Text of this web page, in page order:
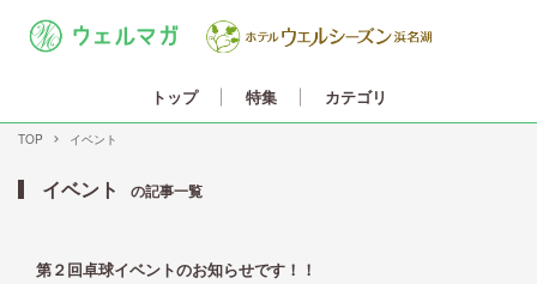
トップ 特集 カテゴリ
TOP イベント
イベント の記事一覧
第２回卓球イベントのお知らせです！！